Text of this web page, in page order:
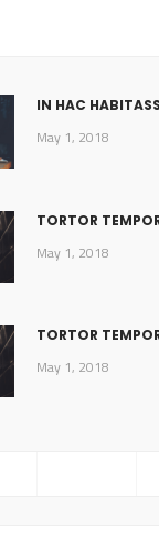
IN HAC
May 1, 2018
TORTOR
May 1, 2018
TORTOR
May 1, 2018